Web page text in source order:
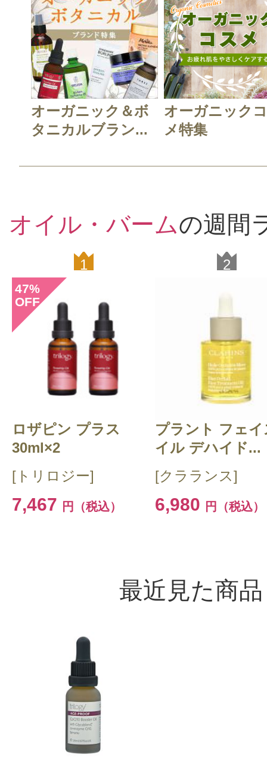
オーガニック＆ボ
タニカルブラン...
オーガニック
メ特集
オイル・バームの週間
1
47%
OFF
ロザピン プラス
30ml×2
[トリロジー]
7,467 円（税込）
2
プラント フェ
イル デハイド...
[クラランス]
6,980 円（税込）
最近見た商品